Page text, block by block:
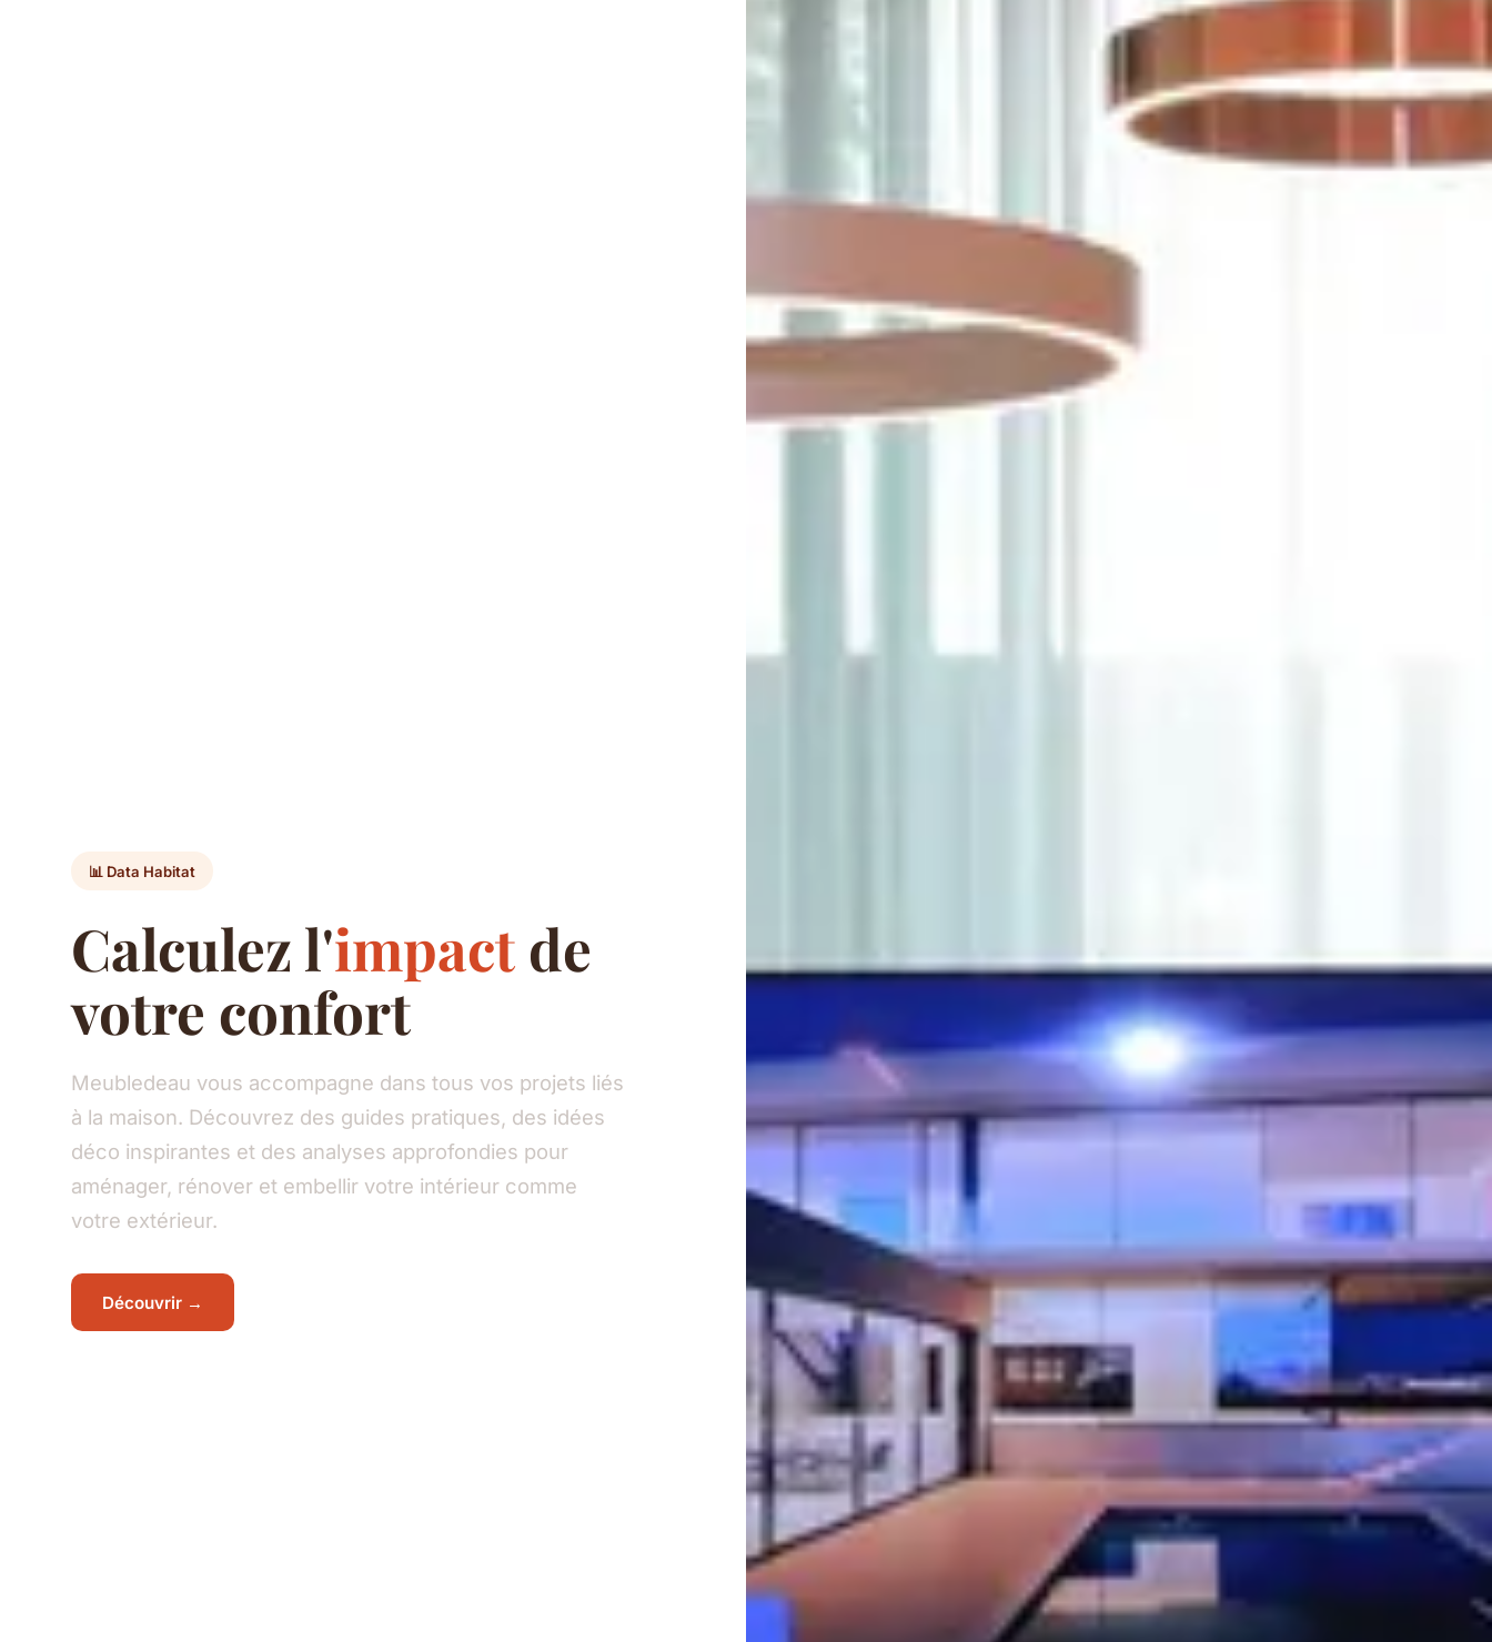
📊 Data Habitat
Calculez l'impact de
votre confort
Meubledeau vous accompagne dans tous vos projets liés
à la maison. Découvrez des guides pratiques, des idées
déco inspirantes et des analyses approfondies pour
aménager, rénover et embellir votre intérieur comme
votre extérieur.
Découvrir →